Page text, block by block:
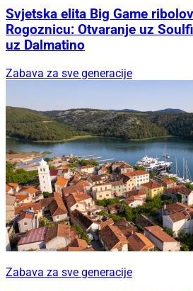
Svjetska elita Big Game
Rogoznicu: Otvaranje uz
uz Dalmatino
Zabava za sve generacije
Zabava za sve generacije